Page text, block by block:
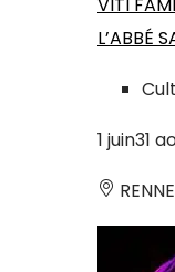
VITI
L’ABBÉ
1 juin31